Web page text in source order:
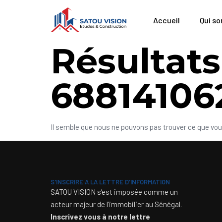
Accueil Qui
Il semble que nous ne pouvons pas trouver ce que
S'INSCRIRE A LA LETTRE D'INFORMATION
SATOU VISION s’est imposée comme un
acteur majeur de l’immobilier au Sénégal.
Inscrivez vous à notre lettre